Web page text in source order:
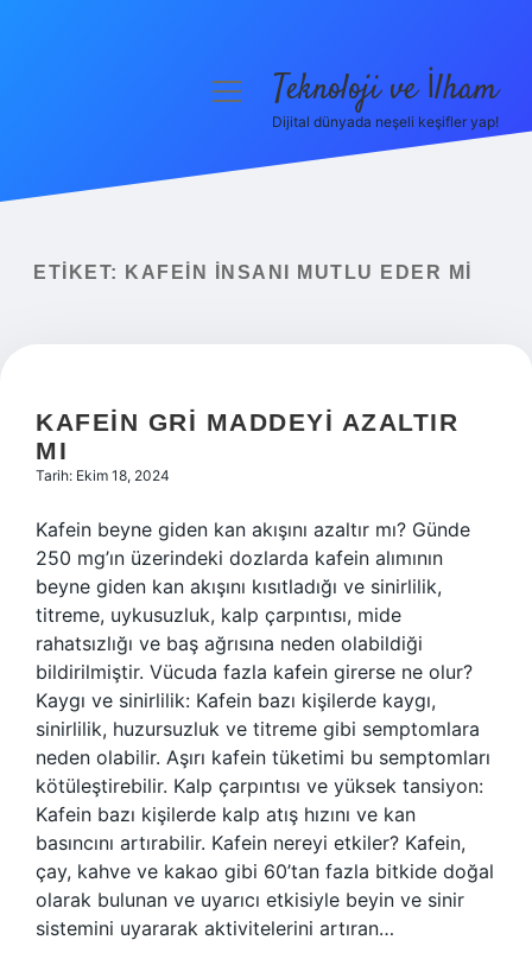
Yasal Uyarı
menüyüTeknoloji ve İlham
Dijital dünyada neşeli keşifler yap!
ETIKET: KAFEIN INSANI MUTLU EDER MI
KAFEIN GRI MADDEYI AZALTIR
MI
Tarih: Ekim 18, 2024
Kafein beyne giden kan akışını azaltır mı? Günde
250 mg’ın üzerindeki dozlarda kafein alımının
beyne giden kan akışını kısıtladığı ve sinirlilik,
titreme, uykusuzluk, kalp çarpıntısı, mide
rahatsızlığı ve baş ağrısına neden olabildiği
bildirilmiştir. Vücuda fazla kafein girerse ne olur?
Kaygı ve sinirlilik: Kafein bazı kişilerde kaygı,
sinirlilik, huzursuzluk ve titreme gibi semptomlara
neden olabilir. Aşırı kafein tüketimi bu semptomları
kötüleştirebilir. Kalp çarpıntısı ve yüksek tansiyon:
Kafein bazı kişilerde kalp atış hızını ve kan
basıncını artırabilir. Kafein nereyi etkiler? Kafein,
çay, kahve ve kakao gibi 60’tan fazla bitkide doğal
olarak bulunan ve uyarıcı etkisiyle beyin ve sinir
sistemini uyararak aktivitelerini artıran…